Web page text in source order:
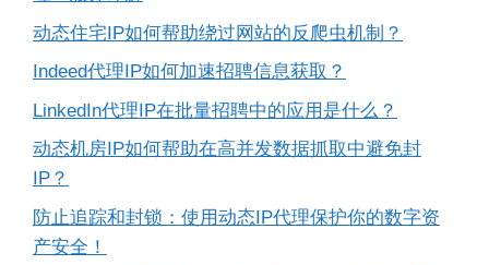
动态住宅IP如何帮助绕过网站的反爬虫机制？
Indeed代理IP如何加速招聘信息获取？
LinkedIn代理IP在批量招聘中的应用是什么？
动态机房IP如何帮助在高并发数据抓取中避免封
IP？
防止追踪和封锁：使用动态IP代理保护你的数字资
产安全！